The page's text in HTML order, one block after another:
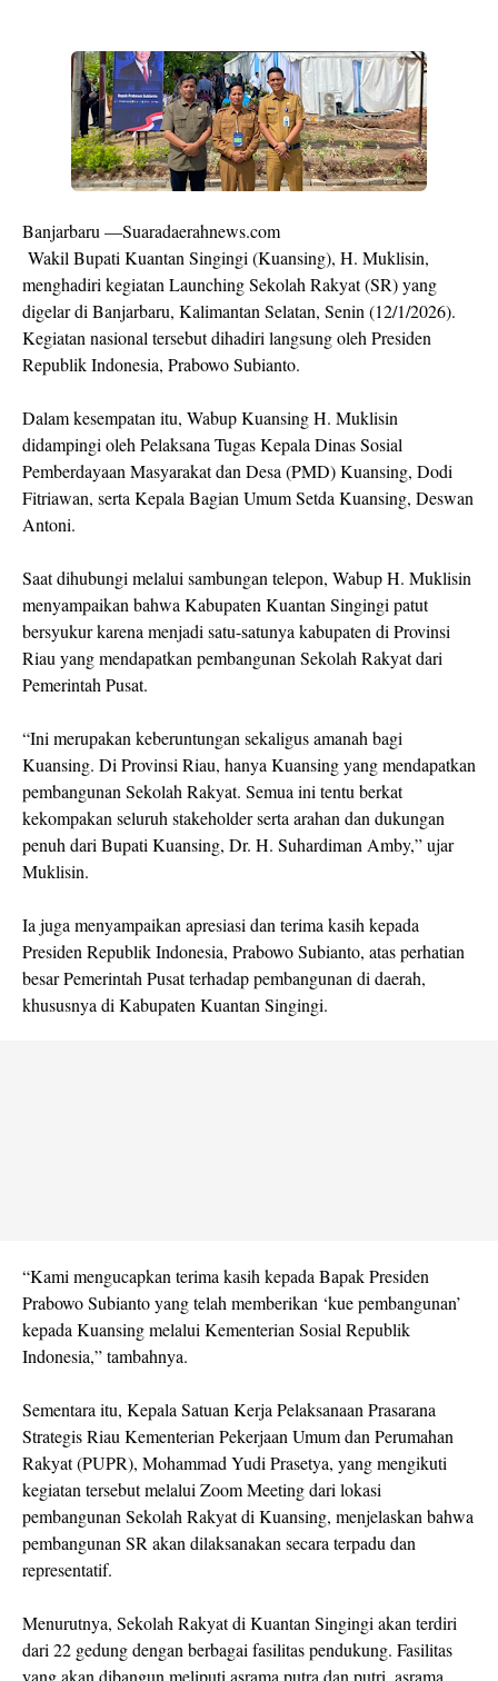
Banjarbaru —Suaradaerahnews.com
Wakil Bupati Kuantan Singingi (Kuansing), H. Muklisin,
menghadiri kegiatan Launching Sekolah Rakyat (SR) yang
digelar di Banjarbaru, Kalimantan Selatan, Senin (12/1/2026).
Kegiatan nasional tersebut dihadiri langsung oleh Presiden
Republik Indonesia, Prabowo Subianto.
Dalam kesempatan itu, Wabup Kuansing H. Muklisin
didampingi oleh Pelaksana Tugas Kepala Dinas Sosial
Pemberdayaan Masyarakat dan Desa (PMD) Kuansing, Dodi
Fitriawan, serta Kepala Bagian Umum Setda Kuansing, Deswan
Antoni.
Saat dihubungi melalui sambungan telepon, Wabup H. Muklisin
menyampaikan bahwa Kabupaten Kuantan Singingi patut
bersyukur karena menjadi satu-satunya kabupaten di Provinsi
Riau yang mendapatkan pembangunan Sekolah Rakyat dari
Pemerintah Pusat.
“Ini merupakan keberuntungan sekaligus amanah bagi
Kuansing. Di Provinsi Riau, hanya Kuansing yang mendapatkan
pembangunan Sekolah Rakyat. Semua ini tentu berkat
kekompakan seluruh stakeholder serta arahan dan dukungan
penuh dari Bupati Kuansing, Dr. H. Suhardiman Amby,” ujar
Muklisin.
Ia juga menyampaikan apresiasi dan terima kasih kepada
Presiden Republik Indonesia, Prabowo Subianto, atas perhatian
besar Pemerintah Pusat terhadap pembangunan di daerah,
khususnya di Kabupaten Kuantan Singingi.
“Kami mengucapkan terima kasih kepada Bapak Presiden
Prabowo Subianto yang telah memberikan ‘kue pembangunan’
kepada Kuansing melalui Kementerian Sosial Republik
Indonesia,” tambahnya.
Sementara itu, Kepala Satuan Kerja Pelaksanaan Prasarana
Strategis Riau Kementerian Pekerjaan Umum dan Perumahan
Rakyat (PUPR), Mohammad Yudi Prasetya, yang mengikuti
kegiatan tersebut melalui Zoom Meeting dari lokasi
pembangunan Sekolah Rakyat di Kuansing, menjelaskan bahwa
pembangunan SR akan dilaksanakan secara terpadu dan
representatif.
Menurutnya, Sekolah Rakyat di Kuantan Singingi akan terdiri
dari 22 gedung dengan berbagai fasilitas pendukung. Fasilitas
yang akan dibangun meliputi asrama putra dan putri, asrama